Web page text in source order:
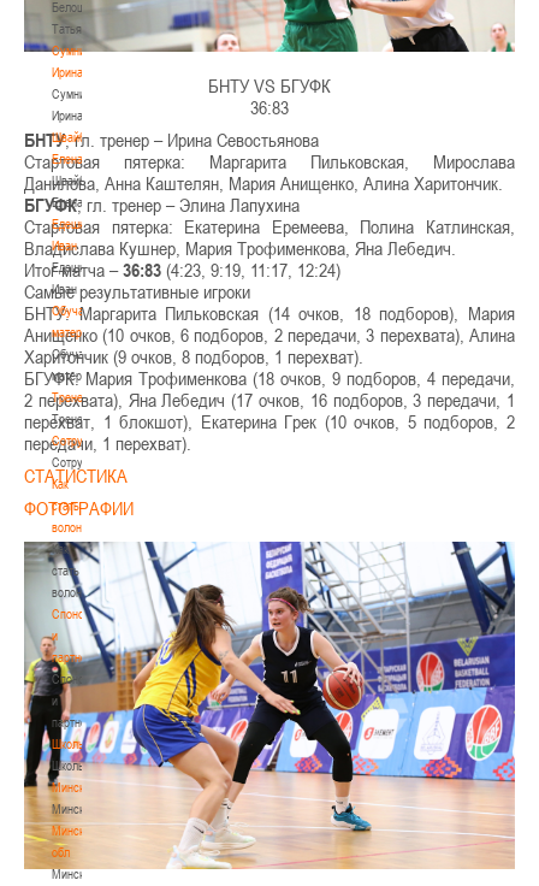
Белошапко
Татьяна
Сумникова
Ирина
Сумникова
Ирина
Швайбович
Елена
Швайбович
Елена
Едешко
Иван
Едешко
Иван
Обучающие
материалы
Обучающие
материалы
Тренерам
Тренерам
Сотрудничество
Сотрудничество
Как
стать
волонтером
Как
стать
волонтером
Спонсоры
и
партнеры
Спонсоры
и
партнеры
Школы
Школы
Минск
Минск
Минская
обл
Минская
БНТУ VS БГУФК
36:83
БНТУ, гл. тренер – Ирина Севостьянова
Стартовая пятерка: Маргарита Пильковская, Мирослава
Данилова, Анна Каштелян, Мария Анищенко, Алина Харитончик.
БГУФК, гл. тренер – Элина Лапухина
Стартовая пятерка: Екатерина Еремеева, Полина Катлинская,
Владислава Кушнер, Мария Трофименкова, Яна Лебедич.
Итог матча –36:83 (4:23, 9:19, 11:17, 12:24)
Самые результативные игроки
БНТУ: Маргарита Пильковская (14 очков, 18 подборов), Мария
Анищенко (10 очков, 6 подборов, 2 передачи, 3 перехвата), Алина
Харитончик (9 очков, 8 подборов, 1 перехват).
БГУФК: Мария Трофименкова (18 очков, 9 подборов, 4 передачи,
2 перехвата), Яна Лебедич (17 очков, 16 подборов, 3 передачи, 1
перехват, 1 блокшот), Екатерина Грек (10 очков, 5 подборов, 2
передачи, 1 перехват).
СТАТИСТИКА
ФОТОГРАФИИ